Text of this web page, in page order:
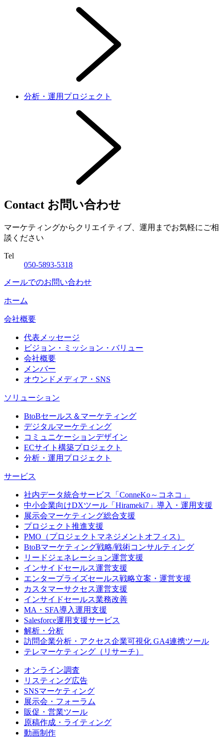
分析・運用プロジェクト
Contact お問い合わせ
マーケティングからクリエイティブ、運用までお気軽にご相
談ください
Tel
050-5893-5318
メールでのお問い合わせ
ホーム
会社概要
代表メッセージ
ビジョン・ミッション・バリュー
会社概要
メンバー
オウンドメディア・SNS
ソリューション
BtoBセールス＆マーケティング
デジタルマーケティング
コミュニケーションデザイン
ECサイト構築プロジェクト
分析・運用プロジェクト
サービス
社内データ統合サービス「ConneKo～コネコ」
中小企業向けDXツール「Hirameki7」導入・運用支援
展示会マーケティング総合支援
プロジェクト推進支援
PMO（プロジェクトマネジメントオフィス）
BtoBマーケティング戦略/戦術コンサルティング
リードジェネレーション運営支援
インサイドセールス運営支援
エンタープライズセールス戦略立案・運営支援
カスタマーサクセス運営支援
インサイドセールス業務改善
MA・SFA導入運用支援
Salesforce運用支援サービス
解析・分析
訪問企業分析・アクセス企業可視化 GA4連携ツール
テレマーケティング（リサーチ）
オンライン調査
リスティング広告
SNSマーケティング
展示会・フォーラム
販促・営業ツール
原稿作成・ライティング
動画制作